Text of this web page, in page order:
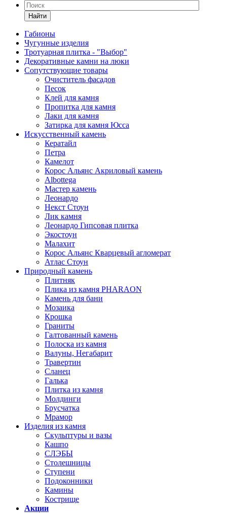
Найти
Габионы
Чугунные изделия
Тротуарная плитка - "Выбор"
Декоративные камни на люки
Сопутствующие товары
Очиститель фасадов
Песок
Клей для камня
Пропитка для камня
Лаки для камня
Затирка для камня Юсса
Искусственный камень
Кератайл
Петра
Камелот
Корос Альянс Акриловый камень
Albottega
Мастер камень
Леонардо
Некст Стоун
Лик камня
Леонардо Гипсовая плитка
Экостоун
Малахит
Корос Альянс Кварцевый агломерат
Атлас Стоун
Природный камень
Плитняк
Плика из камня PHARAON
Камень для бани
Мозаика
Крошка
Граниты
Галтованный камень
Полоска из камня
Валуны, Негабарит
Травертин
Сланец
Галька
Плитка из камня
Молдинги
Брусчатка
Мрамор
Изделия из камня
Скульптуры и вазы
Кашпо
СЛЭБЫ
Столешницы
Ступени
Подоконники
Камины
Кострище
Акции